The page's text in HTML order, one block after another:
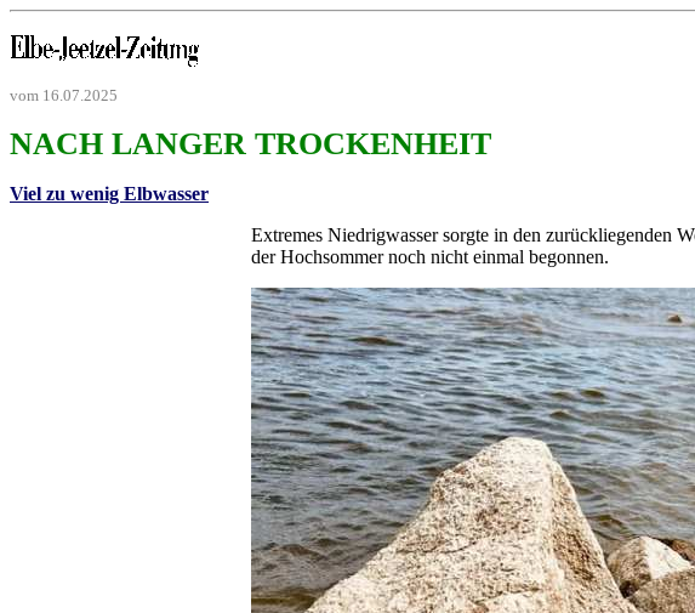
vom 16.07.2025
NACH LANGER TROCKENHEIT
Viel zu wenig Elbwasser
Extremes Niedrigwasser sorgte in den zurückliegenden
der Hochsommer noch nicht einmal begonnen.